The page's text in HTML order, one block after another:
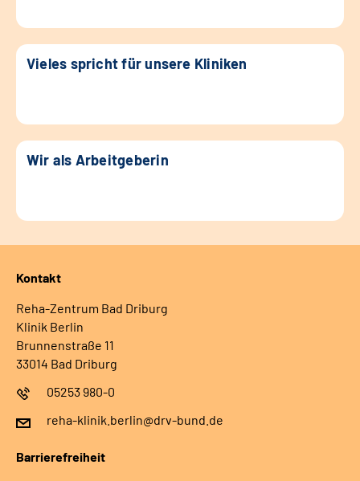
Vieles spricht für unsere Kliniken
Wir als Arbeitgeberin
Kontakt
Reha-Zentrum Bad Driburg
Klinik Berlin
Brunnenstraße 11
33014 Bad Driburg
05253 980-0
reha-klinik.berlin@drv-bund.de
Barrierefreiheit